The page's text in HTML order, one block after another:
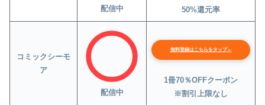
配信中
50%還元率
コミックシーモ
ア
配信中
無料登録はこちらをタップ←
1冊70％OFFクーポン
※割引上限なし